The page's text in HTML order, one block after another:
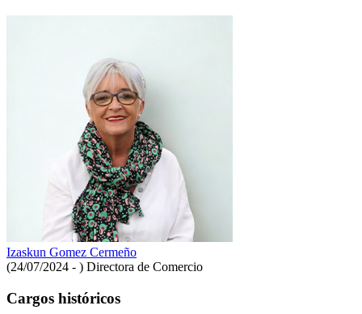
Izaskun Gomez Cermeño
(24/07/2024 - ) Directora de Comercio
Cargos históricos